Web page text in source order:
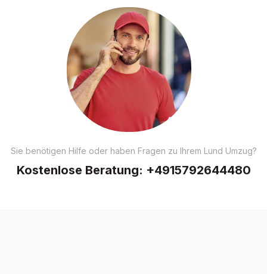
Sie benötigen Hilfe oder haben Fragen zu Ihrem Lund Umzug?
Kostenlose Beratung: +4915792644480